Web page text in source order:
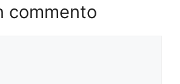
commento